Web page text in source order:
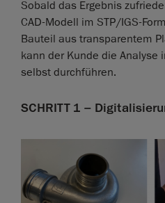
Sobald das Ergebnis
CAD-Modell im STP/IGS-
Bauteil aus transparentem
kann der Kunde die Analyse
selbst durchführen.
SCHRITT 1 –